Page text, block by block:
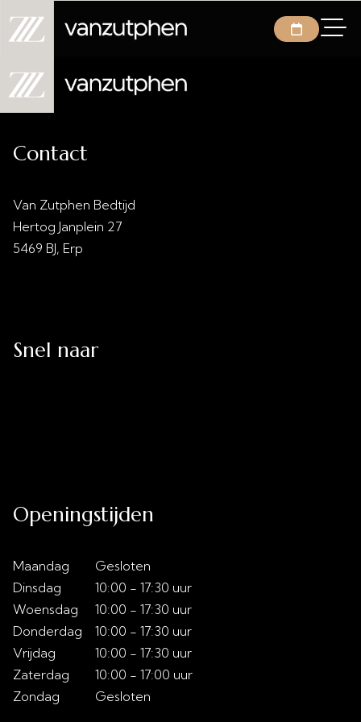
Contact
Van Zutphen Bedtijd
Hertog Janplein 27
5469 BJ, Erp
Snel naar
Openingstijden
Maandag
Dinsdag
Woensdag
Donderdag
Vrijdag
Zaterdag
Zondag
Gesloten
10:00 - 17:30 uur
10:00 - 17:30 uur
10:00 - 17:30 uur
10:00 - 17:30 uur
10:00 - 17:00 uur
Gesloten